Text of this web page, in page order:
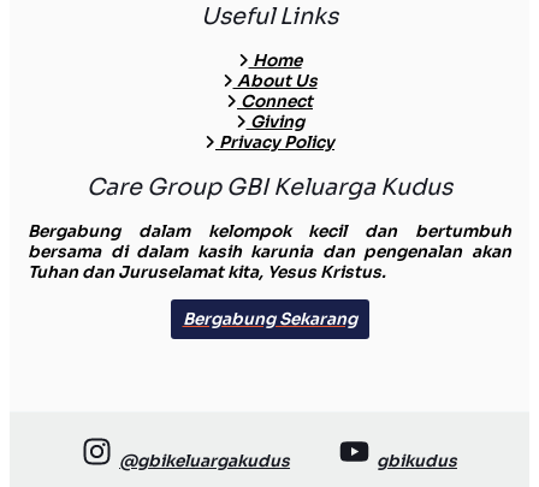
Useful Links
Home
About Us
Connect
Giving
Privacy Policy
Care Group GBI Keluarga Kudus
Bergabung dalam kelompok kecil dan bertumbuh
bersama di dalam kasih karunia dan pengenalan akan
Tuhan dan Juruselamat kita, Yesus Kristus.
Bergabung Sekarang
@gbikeluargakudus
gbikudus